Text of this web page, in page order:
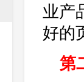
业产
好的
第